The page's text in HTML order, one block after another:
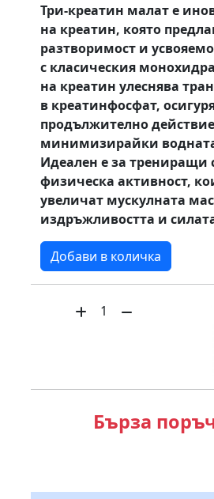
Три-креатин малат е
на креатин, която
разтворимост и
с класическия
на креатин улеснява
в креатинфосфат,
продължително
минимизирайки
Идеален е за трениращи
физическа активност,
увеличат мускулната
издръжливостта и
Добави в количка
1
Бърза